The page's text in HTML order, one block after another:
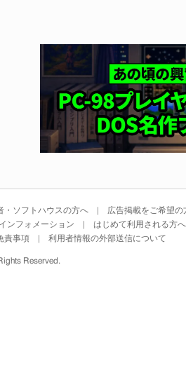
・ソフトハウスの方へ | 広告掲載をご希望の
インフォメーション | はじめて利用される方へ
責事項 | 利用者情報の外部送信について
Reserved.